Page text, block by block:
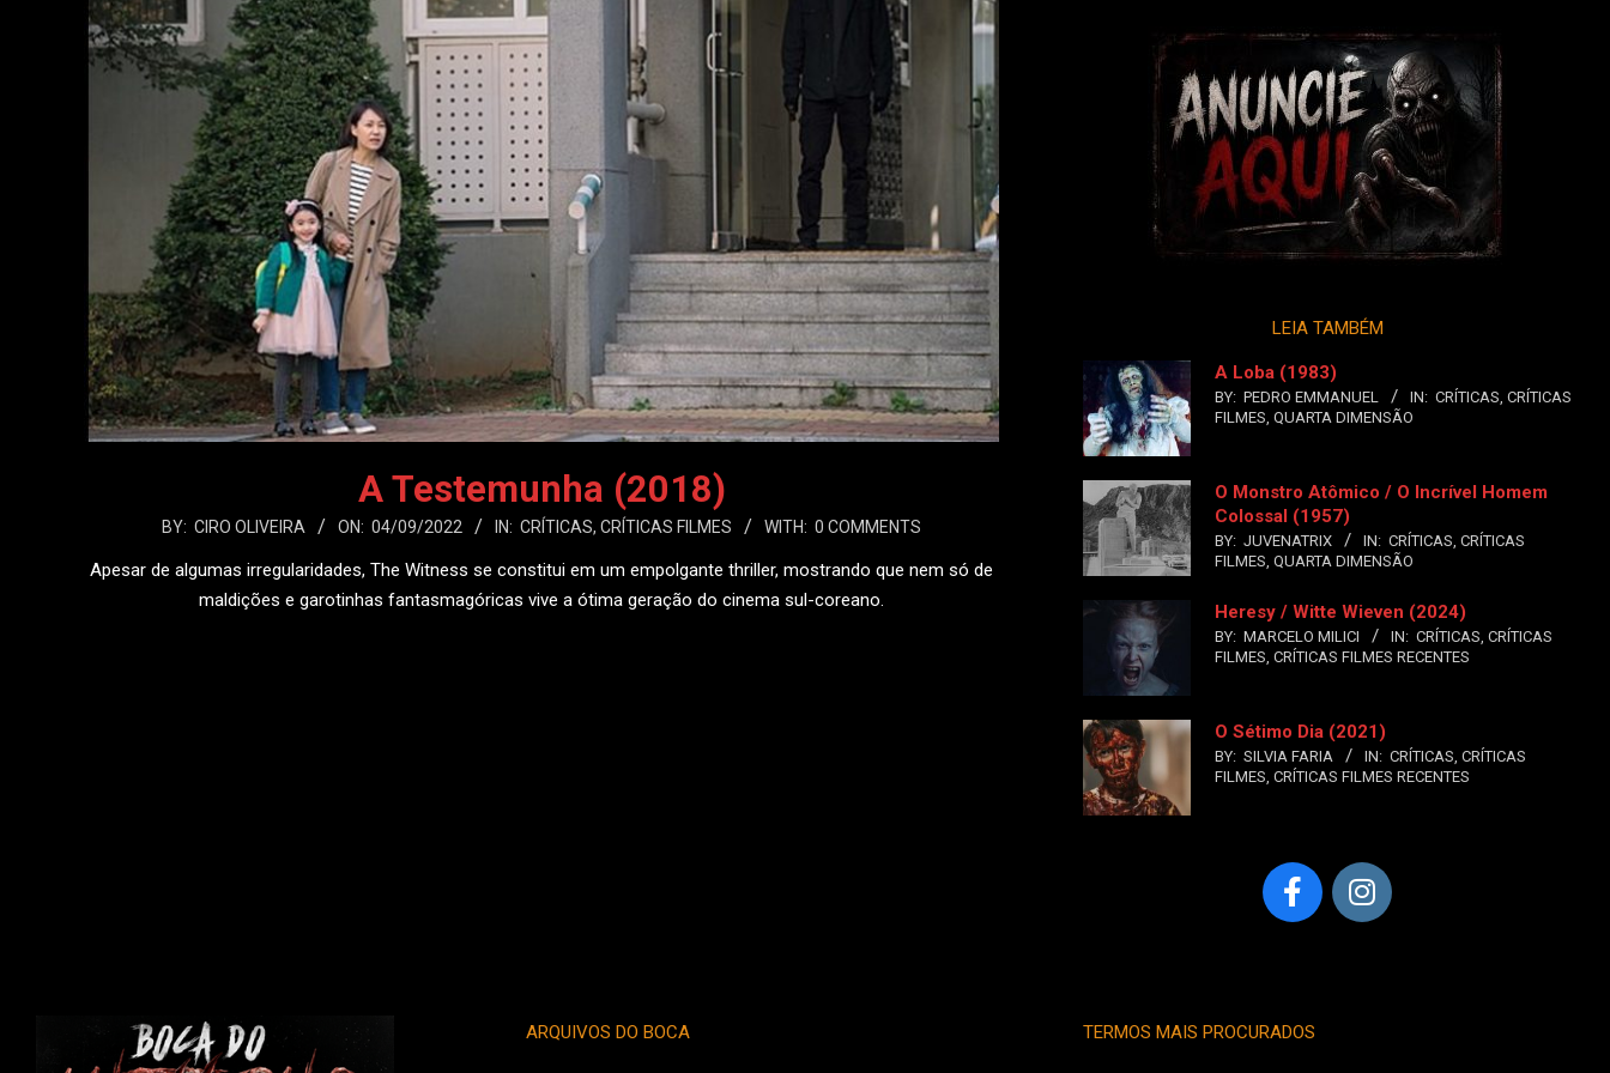
A Testemunha (2018)
BY: CIRO OLIVEIRA ON: 04/09/2022 IN: CRÍTICAS, CRÍTICAS FILMES WITH: 0 COMMENTS
Apesar de algumas irregularidades, The Witness se constitui em um empolgante thriller, mostrando que nem só de
maldições e garotinhas fantasmagóricas vive a ótima geração do cinema sul-coreano.
LEIA TAMBÉM
A Loba (1983)
BY: PEDRO EMMANUEL IN: CRÍTICAS, CRÍTICAS
FILMES, QUARTA DIMENSÃO
O Monstro Atômico / O Incrível Homem
Colossal (1957)
BY: JUVENATRIX IN: CRÍTICAS, CRÍTICAS
FILMES, QUARTA DIMENSÃO
Heresy / Witte Wieven (2024)
BY: MARCELO MILICI IN: CRÍTICAS, CRÍTICAS
FILMES, CRÍTICAS FILMES RECENTES
O Sétimo Dia (2021)
BY: SILVIA FARIA IN: CRÍTICAS, CRÍTICAS
FILMES, CRÍTICAS FILMES RECENTES
ARQUIVOS DO BOCA TERMOS MAIS PROCURADOS